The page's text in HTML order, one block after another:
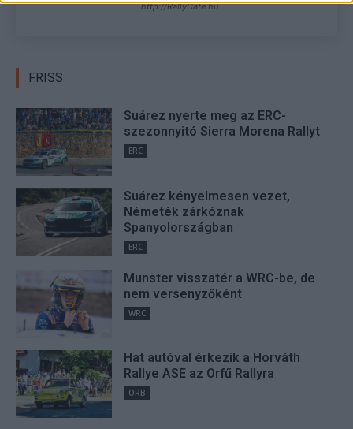
http://RallyCafe.hu
FRISS
Suárez nyerte meg az ERC-
szezonnyitó Sierra Morena Rallyt
ERC
Suárez kényelmesen vezet,
Németék zárkóznak
Spanyolországban
ERC
Munster visszatér a WRC-be, de
nem versenyzőként
WRC
Hat autóval érkezik a Horváth
Rallye ASE az Orfű Rallyra
ORB